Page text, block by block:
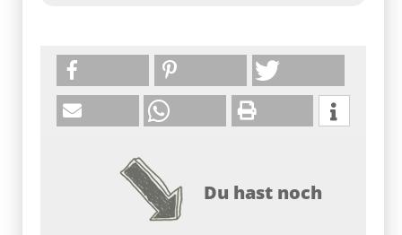
Du hast noch